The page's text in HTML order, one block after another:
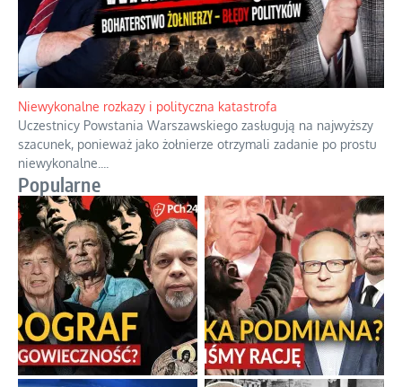
Niewykonalne rozkazy i polityczna katastrofa
Uczestnicy Powstania Warszawskiego zasługują na najwyższy
szacunek, ponieważ jako żołnierze otrzymali zadanie po prostu
niewykonalne.
Popularne